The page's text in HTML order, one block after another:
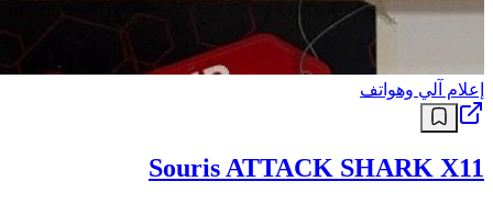
إعلام آلي وهواتف
Souris ATTACK SHARK X11